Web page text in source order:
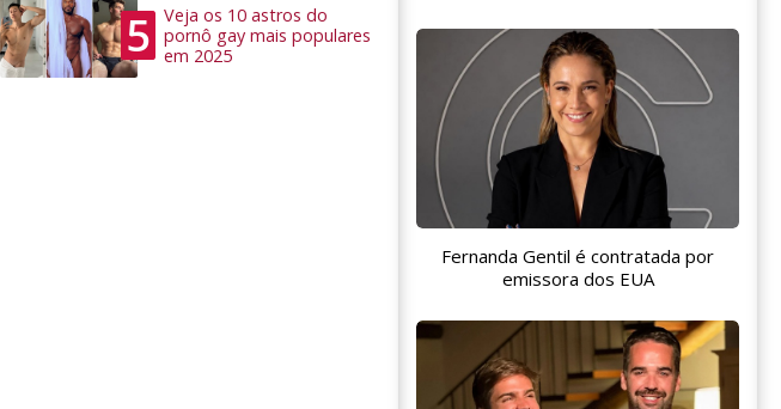
5
Veja os 10 astros do
pornô gay mais populares
em 2025
Fernanda Gentil é contratada por
emissora dos EUA